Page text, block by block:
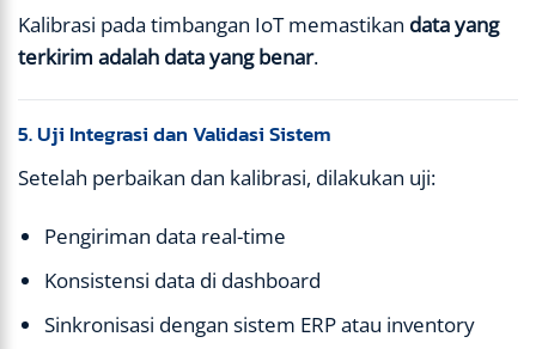
Kalibrasi pada timbangan IoT memastikan data yang
terkirim adalah data yang benar.
5. Uji Integrasi dan Validasi Sistem
Setelah perbaikan dan kalibrasi, dilakukan uji:
Pengiriman data real-time
Konsistensi data di dashboard
Sinkronisasi dengan sistem ERP atau inventory